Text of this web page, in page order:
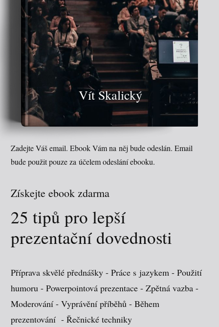
Vít Skalický
Zadejte Váš email. Ebook Vám na něj bude odeslán. Email
bude použit pouze za účelem odeslání ebooku.
Získejte ebook zdarma
25 tipů pro lepší
prezentační dovednosti
Příprava skvělé přednášky - Práce s jazykem - Použití
humoru - Powerpointová prezentace - Zpětná vazba -
Moderování - Vyprávění příběhů - Během
prezentování - Řečnické techniky